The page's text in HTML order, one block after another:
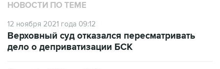
НОВОСТИ ПО ТЕМЕ
12 ноября 2021 года 09:12
Верховный суд отказался пересматривать
дело о деприватизации БСК